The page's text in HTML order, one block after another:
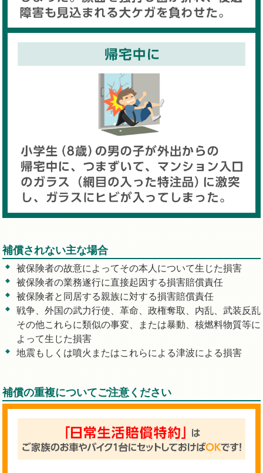
補償されない主な場合
被保険者の故意によってその本人について生じた損害
被保険者の業務遂行に直接起因する損害賠償責任
被保険者と同居する親族に対する損害賠償責任
戦争、外国の武力行使、革命、政権奪取、内乱、武装反乱
その他これらに類似の事変、または暴動、核燃料物質等に
よって生じた損害
地震もしくは噴火またはこれらによる津波による損害
補償の重複についてご注意ください